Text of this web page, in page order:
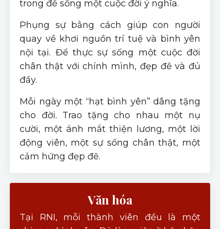
trong để sống một cuộc đời ý nghĩa.
Phụng sự bằng cách giúp con người
quay về khơi nguồn trí tuệ và bình yên
nội tại. Để thực sự sống một cuộc đời
chân thật với chính mình, đẹp đẽ và đủ
đầy.
Mỗi ngày một “hạt bình yên” dâng tặng
cho đời. Trao tặng cho nhau một nụ
cười, một ánh mắt thiện lương, một lời
động viên, một sự sống chân thật, một
cảm hứng đẹp đẽ.
Văn hóa
Tại RNI, mỗi thành viên đều là một